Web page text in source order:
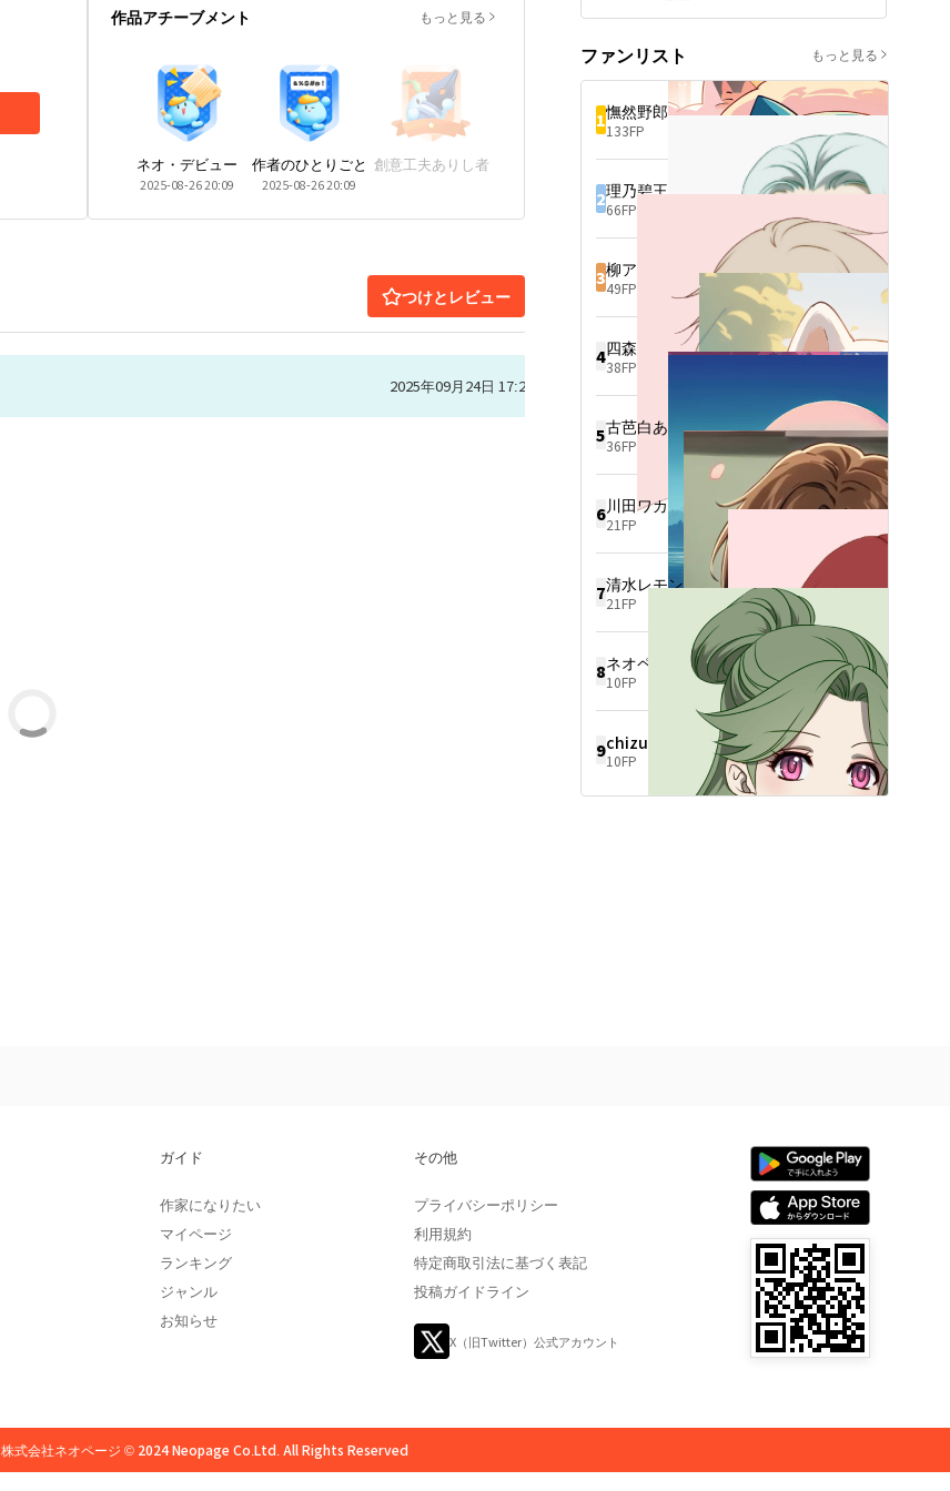
作品アチーブメント もっと見る
ネオ・デビュー
2025-08-26 20:09
作者のひとりごと
2025-08-26 20:09
創意工夫ありし者
つけとレビュー
2025年09月24日 17:21
彼を識る者は「アルカナの旅
２作目。ファンタジー詩にな
ります。
幻想的な世界で旅をする旅人
「例え偽りの記憶でも構わな
い。自分にとって、本物な
ら」
始まりは雨。
「探したよ“魔王様”」
ーー例えどんなに酷い物語(結
末)だとしても。
姫のために紡ぐ(生きる)と決
これは明けない世界で紡ぐ夜
明けの物語。
私の目の前にいる《彼》はだ
れ？
ファンリスト もっと見る
1憮然野郎
133FP
2理乃碧王
66FP
3柳アトム
49FP
4四森
38FP
5古芭白あきら
36FP
6川田ワカ
21FP
7清水レモン
21FP
8 ネオページILOA4754
10FP
9chizu
10FP
ガイド
作家になりたい
マイページ
ランキング
ジャンル
お知らせ
その他
プライバシーポリシー
利用規約
特定商取引法に基づく表記
投稿ガイドライン
X（旧Twitter）公式アカウント
株式会社ネオページ © 2024 Neopage Co.Ltd. All Rights Reserved